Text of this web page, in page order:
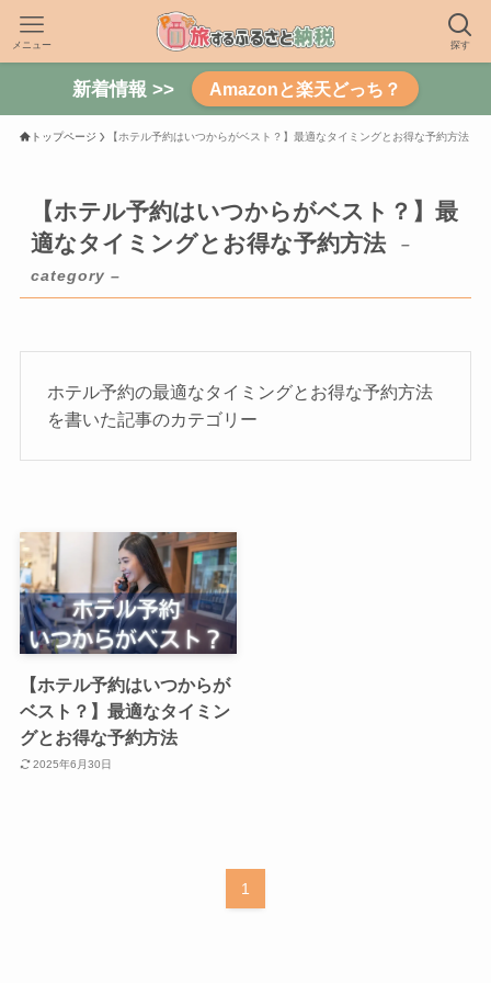
探す
メニュー
新着情報 >> Amazonと楽天どっち？
トップページ 【ホテル予約はいつからがベスト？】最適なタイミングとお得な予約方法
【ホテル予約はいつからがベスト？】最
適なタイミングとお得な予約方法
–
category –
ホテル予約の最適なタイミングとお得な予約方法
を書いた記事のカテゴリー
【ホテル予約はいつからが
ベスト？】最適なタイミン
グとお得な予約方法
2025年6月30日
1